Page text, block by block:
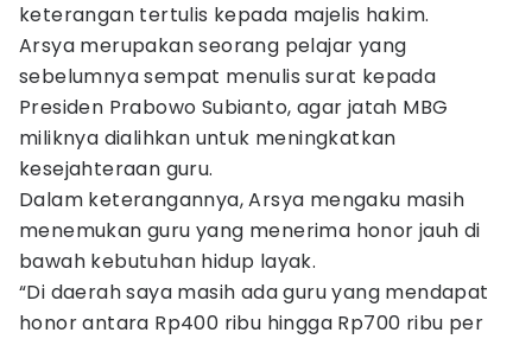
keterangan tertulis kepada majelis hakim.
Arsya merupakan seorang pelajar yang
sebelumnya sempat menulis surat kepada
Presiden Prabowo Subianto, agar jatah MBG
miliknya dialihkan untuk meningkatkan
kesejahteraan guru.
Dalam keterangannya, Arsya mengaku masih
menemukan guru yang menerima honor jauh di
bawah kebutuhan hidup layak.
“Di daerah saya masih ada guru yang mendapat
honor antara Rp400 ribu hingga Rp700 ribu per